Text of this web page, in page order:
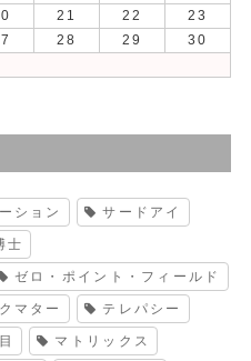
21 22
23
28 29
30
ション サードアイ
士
ゼロ・ポイント・フィールド
マター テレパシー
マトリックス